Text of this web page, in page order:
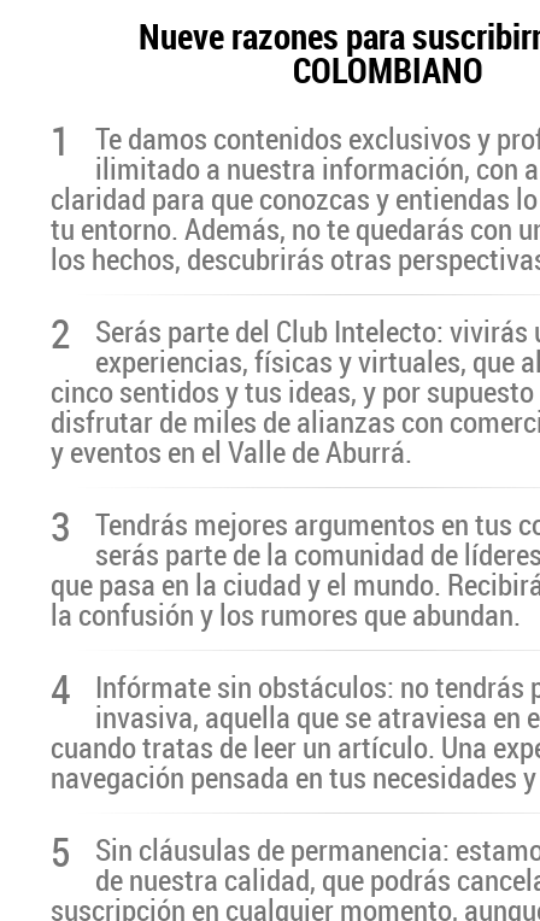
Nueve razones para
COLOMBIANO
1 Te damos contenidos exclusivos y
ilimitado a nuestra información, con
claridad para que conozcas y entiendas
tu entorno. Además, no te quedarás con
los hechos, descubrirás otras
2 Serás parte del Club Intelecto: vivirás
experiencias, físicas y virtuales, que
cinco sentidos y tus ideas, y por
disfrutar de miles de alianzas con
y eventos en el Valle de Aburrá.
3 Tendrás mejores argumentos en tus
serás parte de la comunidad de
que pasa en la ciudad y el mundo.
la confusión y los rumores que abundan.
4 Infórmate sin obstáculos: no tendrás
invasiva, aquella que se atraviesa en
cuando tratas de leer un artículo. Una
navegación pensada en tus necesidades
5 Sin cláusulas de permanencia:
de nuestra calidad, que podrás
suscripción en cualquier momento,